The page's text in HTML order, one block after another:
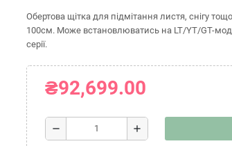
Обертова щітка для підмітання листя, снігу
100см. Може встановлюватись на LT/YT/GT-
серії.
₴92,699.00
remove add